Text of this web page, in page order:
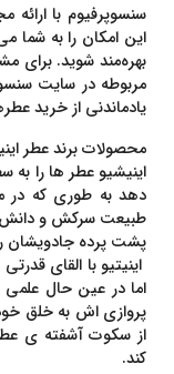
سنسوپرفیوم با
این امکان را به شما
بهره‌مند شوید. برای
مربوطه در سایت
یادماندنی از خرید
محصولات برند عطر
اینیشیو عطر ها را به
دهد به طوری که در
طبیعت سرکش و دانش
پشت پرده جادویشان
اینیتیو با القای
اما در عین حال علمی
پروازی اش به خلق
از سکوت آشفته ی
کند.